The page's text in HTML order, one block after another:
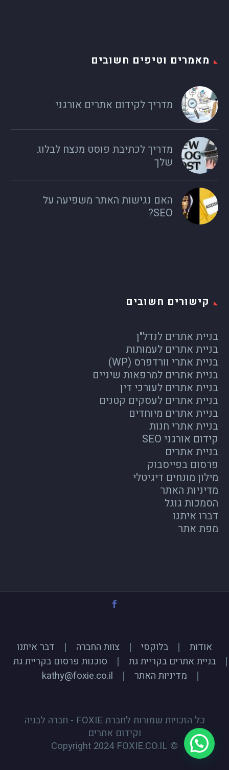
מאמרים וטיפים חשובים
מדריך לקידום אתרים אורגני
מדריך לכתיבת פוסט מנצח לבלוג
שלך
האם נגישות האתר משפיעה על
SEO?
קישורים חשובים
בניית אתרים לנדל"ן
בניית אתרים לעמותות
בניית אתרי וורדפרס (WP)
בניית אתרים למרפאות שיניים
בניית אתרים לעורכי דין
בניית אתרים לעסקים קטנים
בניית אתרים מיוחדים
בניית אתרי חנות
קידום אורגני SEO
בניית אתרים
פרסום בפייסבוק
מילון מונחים דיגיטלי
מדיניות האתר
הסמכות גוגל
דברו איתנו
מפת אתר
אודות בלוקסי צוות החברה
דבר איתנו
בניית אתרים בקריית גת
סוכנות פרסום בקריית גת
מדיניות האתר
kathy@foxie.co.il
כל הזכויות שמורות לחברת FOXIE - חברה לבניה
וקידום אתרים
© Copyright 2024 FOXIE.CO.IL